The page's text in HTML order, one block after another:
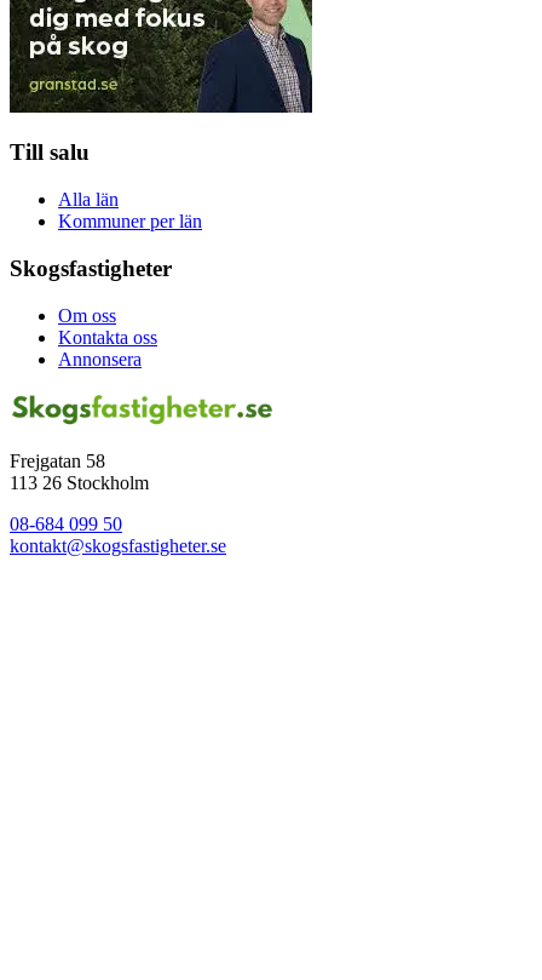
Till salu
Alla län
Kommuner per län
Skogsfastigheter
Om oss
Kontakta oss
Annonsera
Frejgatan 58
113 26 Stockholm
08-684 099 50
kontakt@skogsfastigheter.se